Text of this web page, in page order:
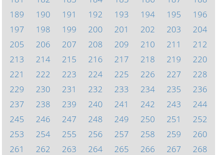
189
190 191 192 193 194 195
196
197
198 199 200 201 202 203
204
205
206 207 208 209 210 211
212
213
214 215 216 217 218 219
220
221
222 223 224 225 226 227
228
229
230 231 232 233 234 235
236
237
238 239 240 241 242 243
244
245
246 247 248 249 250 251
252
253
254 255 256 257 258 259
260
261
262 263 264 265 266 267
268